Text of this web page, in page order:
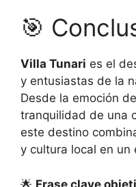
🎯
Villa Tunari es el
y entusiastas de la
Desde la emoción
tranquilidad de una
este destino
y cultura local en un
🌟 Frase clave